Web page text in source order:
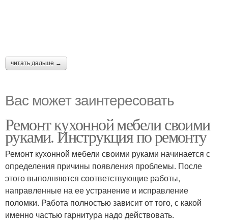
читать дальше →
Вас может заинтересовать
Ремонт кухонной мебели своими
руками. Инструкция по ремонту
Ремонт кухонной мебели своими руками начинается с
определения причины появления проблемы. После
этого выполняются соответствующие работы,
направленные на ее устранение и исправление
поломки. Работа полностью зависит от того, с какой
именно частью гарнитура надо действовать.